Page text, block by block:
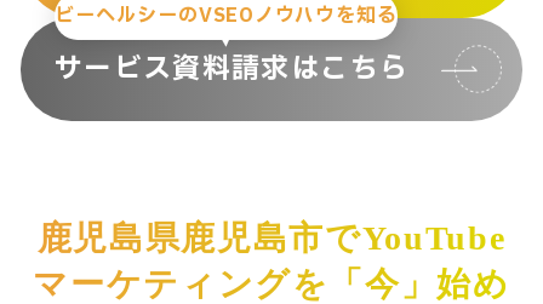
ビーヘルシーのVSEOノウハウを知る
サービス資料請求はこちら
鹿児島県鹿児島市でYouTube
マーケティングを「今」始め